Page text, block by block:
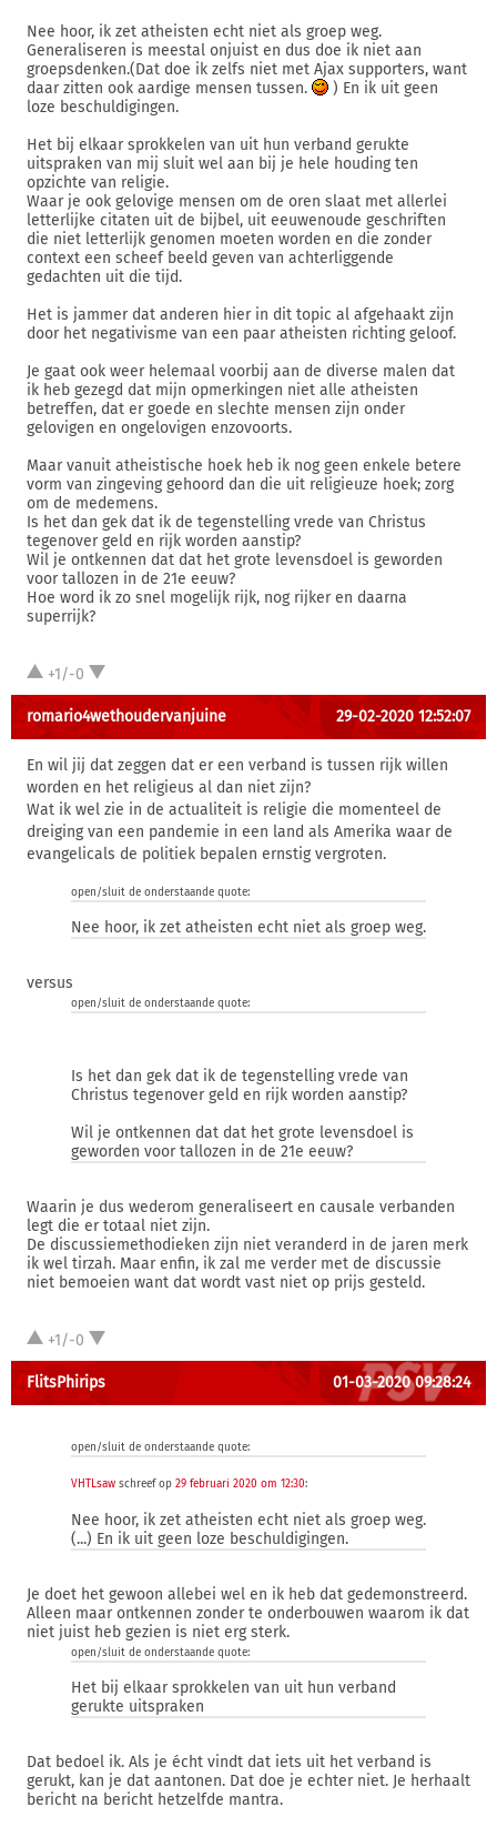
Nee hoor, ik zet atheisten echt niet als groep weg.
Generaliseren is meestal onjuist en dus doe ik niet aan
groepsdenken.(Dat doe ik zelfs niet met Ajax supporters, want
daar zitten ook aardige mensen tussen.
) En ik uit geen
loze beschuldigingen.
Het bij elkaar sprokkelen van uit hun verband gerukte
uitspraken van mij sluit wel aan bij je hele houding ten
opzichte van religie.
Waar je ook gelovige mensen om de oren slaat met allerlei
letterlijke citaten uit de bijbel, uit eeuwenoude geschriften
die niet letterlijk genomen moeten worden en die zonder
context een scheef beeld geven van achterliggende
gedachten uit die tijd.
Het is jammer dat anderen hier in dit topic al afgehaakt zijn
door het negativisme van een paar atheisten richting geloof.
Je gaat ook weer helemaal voorbij aan de diverse malen dat
ik heb gezegd dat mijn opmerkingen niet alle atheisten
betreffen, dat er goede en slechte mensen zijn onder
gelovigen en ongelovigen enzovoorts.
Maar vanuit atheistische hoek heb ik nog geen enkele betere
vorm van zingeving gehoord dan die uit religieuze hoek; zorg
om de medemens.
Is het dan gek dat ik de tegenstelling vrede van Christus
tegenover geld en rijk worden aanstip?
Wil je ontkennen dat dat het grote levensdoel is geworden
voor tallozen in de 21e eeuw?
Hoe word ik zo snel mogelijk rijk, nog rijker en daarna
superrijk?
+1/-0
romario4wethoudervanjuine 29-02-2020 12:52:07
En wil jij dat zeggen dat er een verband is tussen rijk willen
worden en het religieus al dan niet zijn?
Wat ik wel zie in de actualiteit is religie die momenteel de
dreiging van een pandemie in een land als Amerika waar de
evangelicals de politiek bepalen ernstig vergroten.
open/sluit de onderstaande quote:
Nee hoor, ik zet atheisten echt niet als groep weg.
versus
open/sluit de onderstaande quote:
Is het dan gek dat ik de tegenstelling vrede van
Christus tegenover geld en rijk worden aanstip?
Wil je ontkennen dat dat het grote levensdoel is
geworden voor tallozen in de 21e eeuw?
Waarin je dus wederom generaliseert en causale verbanden
legt die er totaal niet zijn.
De discussiemethodieken zijn niet veranderd in de jaren merk
ik wel tirzah. Maar enfin, ik zal me verder met de discussie
niet bemoeien want dat wordt vast niet op prijs gesteld.
+1/-0
FlitsPhirips 01-03-2020 09:28:24
open/sluit de onderstaande quote:
VHTLsaw schreef op 29 februari 2020 om 12:30:
Nee hoor, ik zet atheisten echt niet als groep weg.
(...) En ik uit geen loze beschuldigingen.
Je doet het gewoon allebei wel en ik heb dat gedemonstreerd.
Alleen maar ontkennen zonder te onderbouwen waarom ik dat
niet juist heb gezien is niet erg sterk.
open/sluit de onderstaande quote:
Het bij elkaar sprokkelen van uit hun verband
gerukte uitspraken
Dat bedoel ik. Als je écht vindt dat iets uit het verband is
gerukt, kan je dat aantonen. Dat doe je echter niet. Je herhaalt
bericht na bericht hetzelfde mantra.